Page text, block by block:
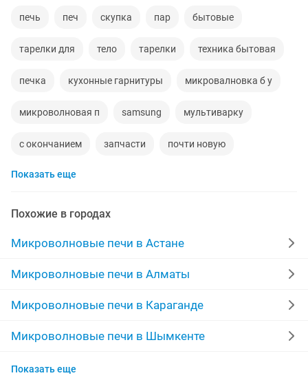
печь печ скупка пар бытовые
тарелки для тело тарелки техника бытовая
печка кухонные гарнитуры микровалновка б у
микроволновая п samsung мультиварку
с окончанием запчасти почти новую
бу техника
сатылады купим пароварка
печи для пиццы мультиварка
духовка электрическая com термомикс
часы отдадим даром
Показать еще
Похожие в городах
Микроволновые печи в Астане
Микроволновые печи в Алматы
Микроволновые печи в Караганде
Микроволновые печи в Шымкенте
Микроволновые печи в Усть-Каменогорске
Показать еще